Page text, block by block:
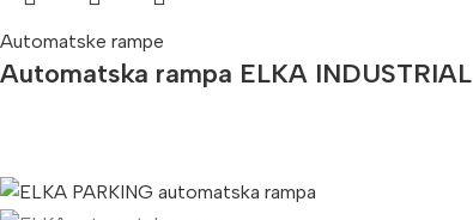
Automatske rampe
Automatska rampa ELKA INDUSTRIAL